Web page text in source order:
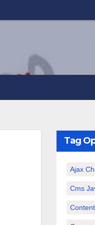
Tag
Ajax
Cms